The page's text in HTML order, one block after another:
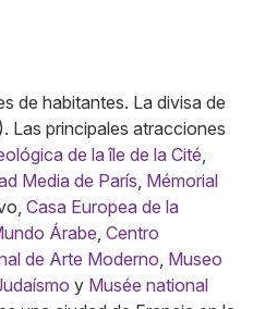
de habitantes. La divisa de
Las principales atracciones
de la île de la Cité
Media de París Mémorial
Casa Europea de la
Árabe Centro
de Arte Moderno Museo
y Musée national